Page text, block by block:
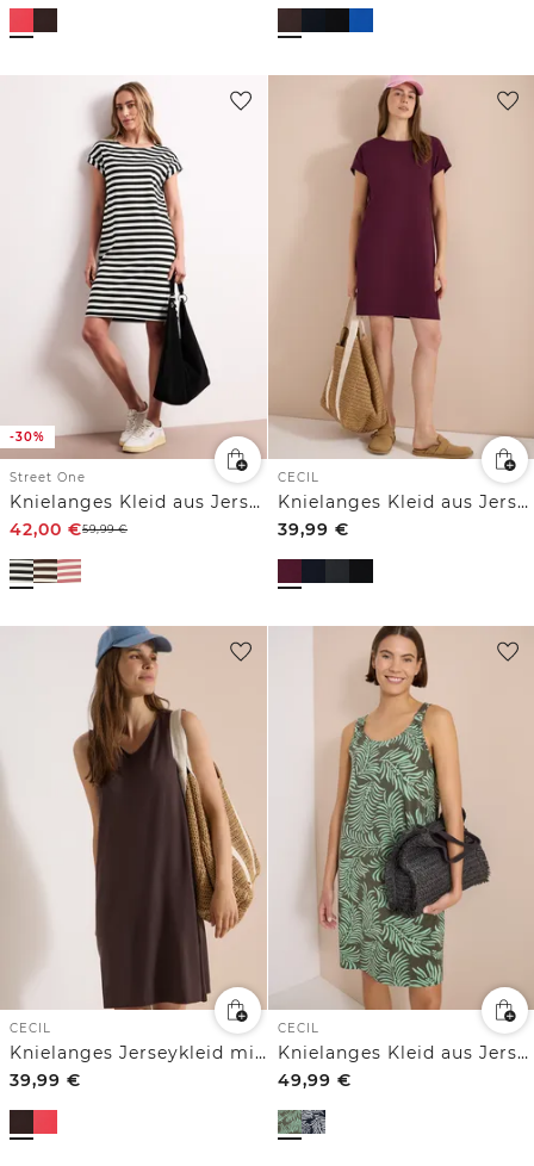
-30%
Street One
Knielanges Kleid aus Jersey mit Streifen
42,00 €59,99€
CECIL
Knielanges Kleid aus Jersey
39,99 €
CECIL
Knielanges Jerseykleid mit V-Neck
39,99 €
CECIL
Knielanges Kleid aus Jersey mit Print
49,99 €